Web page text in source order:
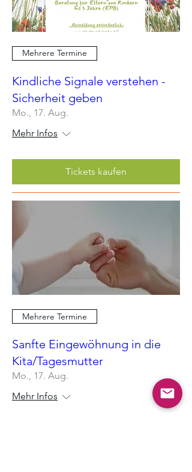
Mehrere Termine
Kindliche Signale verstehen -
Sicherheit geben
Mo., 17. Aug.
Mehr Infos
Tickets kaufen
Mehrere Termine
Sanfte Eingewöhnung in die
Kita/Tagesmutter
Mo., 17. Aug.
Mehr Infos